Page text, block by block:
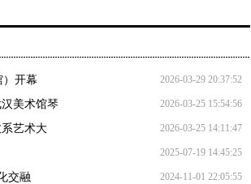
2026-03-29 20:37:52
开幕
2026-03-25 15:54:56
美术馆琴
2026-03-25 14:11:47
艺术大
2025-07-19 14:45:25
2024-11-01 22:05:55
交融